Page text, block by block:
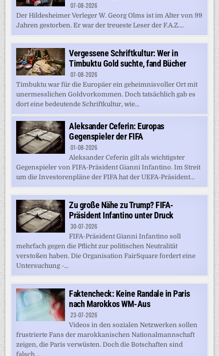
07-08-2026
Der Hildesheimer Verleger W. Georg Olms ist im Alter von 99
Jahren gestorben. Er war der treueste Leser der F.A.Z....
Vergessene Schriftkultur: Wer in
Timbuktu Gold suchte, fand Bücher
07-08-2026
Timbuktu war für die Europäer ein geheimnisvoller Ort mit
unermesslichen Goldvorkommen. Doch tatsächlich gab es
dort eine bedeutende Schriftkultur, wie...
Aleksander Ceferin: Europas
Gegenspieler der FIFA
01-08-2026
Aleksander Ceferin gilt als wichtigster
Gegenspieler von FIFA-Präsident Gianni Infantino. Im Streit
um die Investorenpläne der FIFA hat der UEFA-Präsident...
Zu große Nähe zu Trump? FIFA-
Präsident Infantino unter Druck
30-07-2026
FIFA-Präsident Gianni Infantino soll
mehrfach gegen die Pflicht zur politischen Neutralität
verstoßen haben. Die Organisation FairSquare fordert eine
Untersuchung -...
Faktencheck: Keine Randale in Paris
nach Marokkos WM-Aus
23-07-2026
Videos in den sozialen Netzwerken sollen
frustrierte Fans der marokkanischen Nationalmannschaft
zeigen, die Paris verwüsten. Doch die Botschaften sind
falsch,...